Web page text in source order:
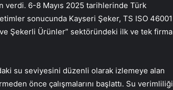
verdi. 6-8 Mayıs 2025 tarihlerinde Türk
sonucunda Kayseri Şeker, TS ISO 46001
Şekerli Ürünler” sektöründeki ilk ve tek firma
su seviyesini düzenli olarak izlemeye alan
önce çalışmalarını başlattı. Su verimliliği